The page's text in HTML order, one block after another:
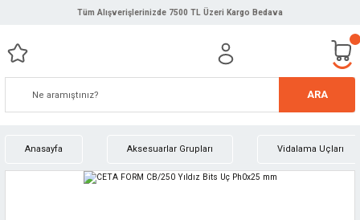
Tüm Alışverişlerinizde 7500 TL Üzeri Kargo Bedava
ARA
Anasayfa Aksesuarlar Grupları Vidalama Uçları